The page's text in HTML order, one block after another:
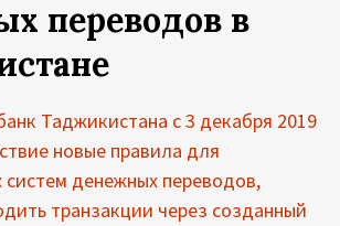
переводов в
Таджикистана с 3 декабря 2019
новые правила для
денежных переводов,
транзакции через созданный